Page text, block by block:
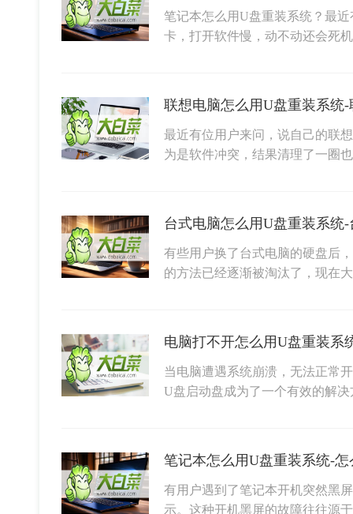
笔记本怎么用U盘重装系统？最
卡，打开软件慢，动不动还会死
联想电脑怎么用U盘重装系统
最近有位用户来问，说自己的联
为是软件冲突，结果清理了一圈
台式电脑怎么用U盘重装系统
有些用户换了台式电脑的硬盘后
的方法已经逐渐被淘汰了，现在
电脑打不开怎么用U盘重装系
当电脑遭遇系统崩溃，无法正常
U盘启动盘成为了一个有效的解
笔记本怎么用U盘重装系统-
有用户遇到了笔记本开机突然黑
示。这种开机黑屏的故障往往源